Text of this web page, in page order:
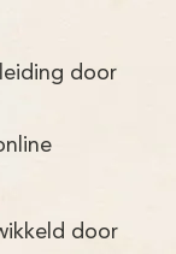
door
door